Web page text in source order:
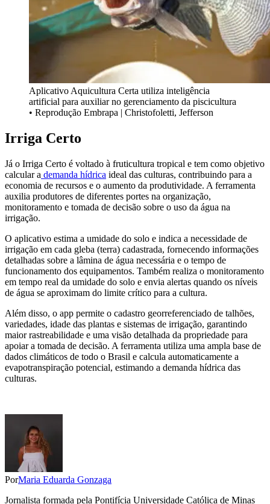
Aplicativo Aquicultura Certa utiliza inteligência
artificial para auxiliar no gerenciamento da piscicultura
• Reprodução Embrapa | Christofoletti, Jefferson
Irriga Certo
Já o Irriga Certo é voltado à fruticultura tropical e tem como objetivo
calcular a demanda hídrica ideal das culturas, contribuindo para a
economia de recursos e o aumento da produtividade. A ferramenta
auxilia produtores de diferentes portes na organização,
monitoramento e tomada de decisão sobre o uso da água na
irrigação.
O aplicativo estima a umidade do solo e indica a necessidade de
irrigação em cada gleba (terra) cadastrada, fornecendo informações
detalhadas sobre a lâmina de água necessária e o tempo de
funcionamento dos equipamentos. Também realiza o monitoramento
em tempo real da umidade do solo e envia alertas quando os níveis
de água se aproximam do limite crítico para a cultura.
Além disso, o app permite o cadastro georreferenciado de talhões,
variedades, idade das plantas e sistemas de irrigação, garantindo
maior rastreabilidade e uma visão detalhada da propriedade para
apoiar a tomada de decisão. A ferramenta utiliza uma ampla base de
dados climáticos de todo o Brasil e calcula automaticamente a
evapotranspiração potencial, estimando a demanda hídrica das
culturas.
PorMaria Eduarda Gonzaga
Jornalista formada pela Pontifícia Universidade Católica de Minas